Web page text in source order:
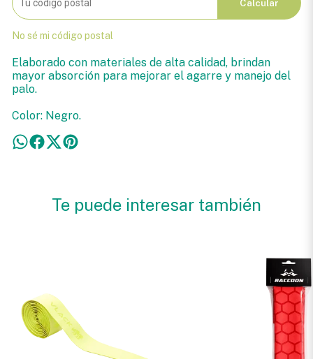
Calcular
No sé mi código postal
Elaborado con materiales de alta calidad, brindan
mayor absorción para mejorar el agarre y manejo del
palo.
Color: Negro.
Te puede interesar también